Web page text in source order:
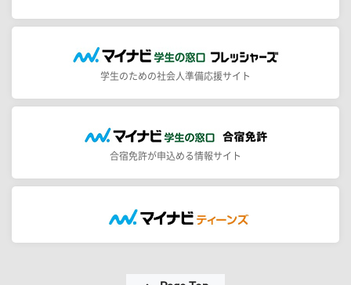
学生のための社会人準備応援サイト
合宿免許が申込める情報サイト